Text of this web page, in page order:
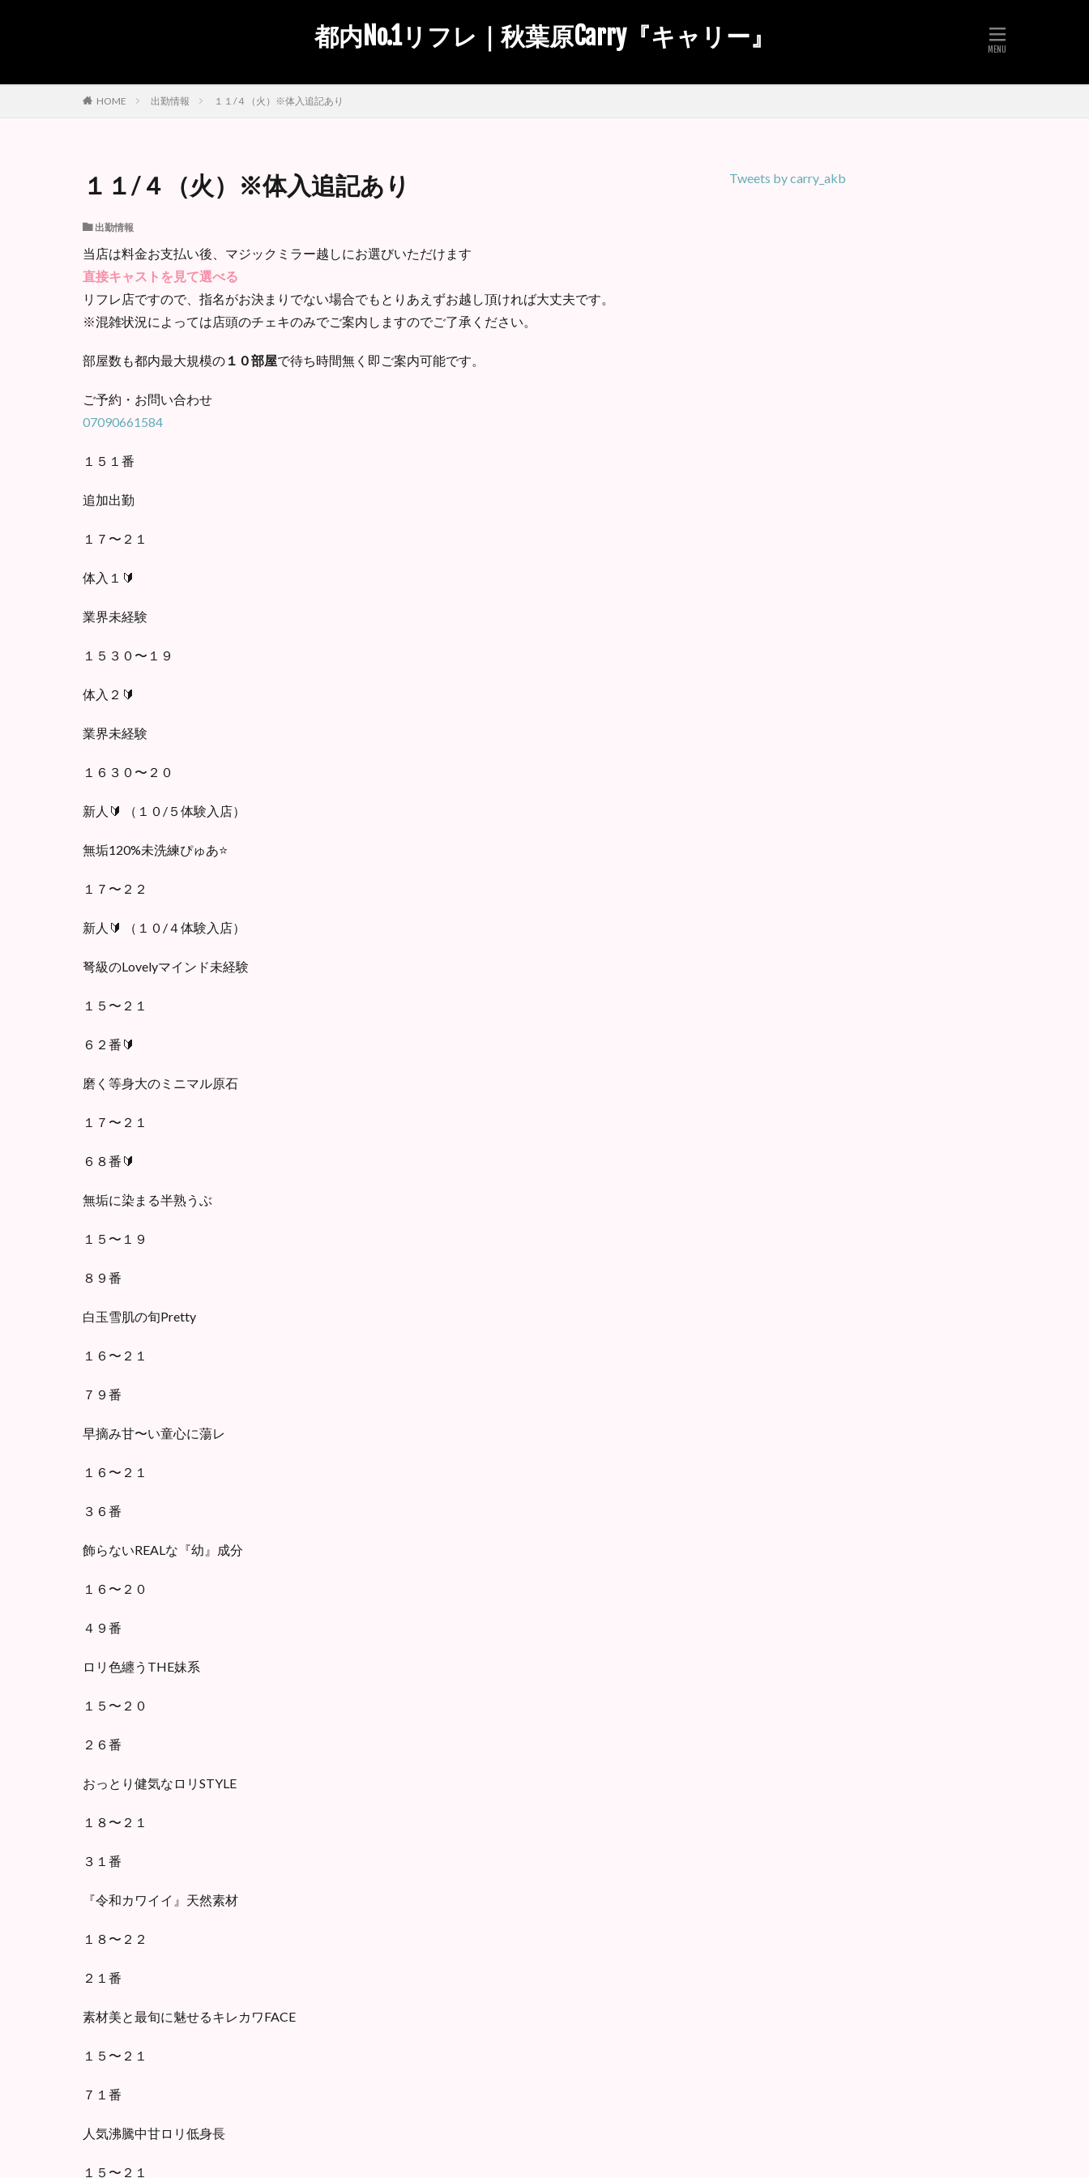
都内No.1リフレ｜秋葉原Carry『キャリー』
HOME 出勤情報 １１/４（火）※体入追記あり
１１/４（火）※体入追記あり
出勤情報
当店は料金お支払い後、マジックミラー越しにお選びいただけます
直接キャストを見て選べる
リフレ店ですので、指名がお決まりでない場合でもとりあえずお越し頂ければ大丈夫です。
※混雑状況によっては店頭のチェキのみでご案内しますのでご了承ください。
部屋数も都内最大規模の １０部屋で待ち時間無く即ご案内可能です。
ご予約・お問い合わせ
07090661584
１５１番
追加出勤
１７〜２１
体入１🔰
業界未経験
１５３０〜１９
体入２🔰
業界未経験
１６３０〜２０
新人🔰 （１０/５体験入店）
無垢120%未洗練ぴゅあ⭐️
１７〜２２
新人🔰 （１０/４体験入店）
弩級のLovelyマインド未経験
１５〜２１
６２番🔰
磨く等身大のミニマル原石
１７〜２１
６８番🔰
無垢に染まる半熟うぶ
１５〜１９
８９番
白玉雪肌の旬Pretty
１６〜２１
７９番
早摘み甘〜い童心に蕩レ
１６〜２１
３６番
飾らないREALな『幼』成分
１６〜２０
４９番
ロリ色纏うTHE妹系
１５〜２０
２６番
おっとり健気なロリSTYLE
１８〜２１
３１番
『令和カワイイ』天然素材
１８〜２２
２１番
素材美と最旬に魅せるキレカワFACE
１５〜２１
７１番
人気沸騰中甘ロリ低身長
１５〜２１
Tweets by carry_akb